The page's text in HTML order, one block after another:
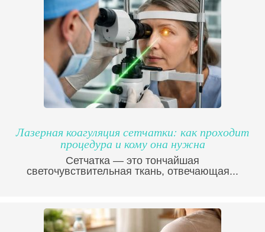
Лазерная коагуляция сетчатки: как проходит
процедура и кому она нужна
Сетчатка — это тончайшая
светочувствительная ткань, отвечающая...